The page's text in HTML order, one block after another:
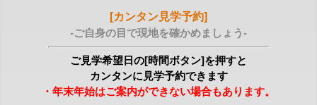
[カンタン見学予約]
-ご自身の目で現地を確かめましょう-
ご見学希望日の[時間ボタン]を押すと
カンタンに見学予約できます
・年末年始はご案内ができない場合もあります。